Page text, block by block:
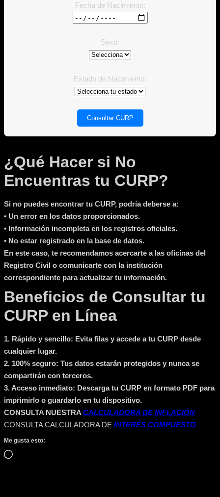
Fecha de Nacimiento:
Sexo:
Estado de Nacimiento:
Consultar CURP
¿Qué Hacer si No
Encuentras tu CURP?
Si no puedes encontrar tu CURP, podría deberse a:
• Un error en los datos proporcionados.
• Información incompleta en los registros oficiales.
• No estar registrado en la base de datos.
En este caso, te recomendamos acercarte a las oficinas del
Registro Civil o comunicarte con la institución
correspondiente para actualizar tu información.
Beneficios de Consultar tu
CURP en Línea
1. Rápido y sencillo: Evita filas y accede a tu CURP desde
cualquier lugar.
2. 100% seguro: Tus datos estarán protegidos y nunca se
compartirán con terceros.
3.Acceso inmediato: Descarga tu CURP en formato PDF para
imprimirlo o guardarlo en tu dispositivo.
CONSULTA NUESTRA CALCULADORA DE INFLACIÓN
CONSULTA CALCULADORA DE INTERÉS COMPUESTO
Me gusta esto:
Cargando…